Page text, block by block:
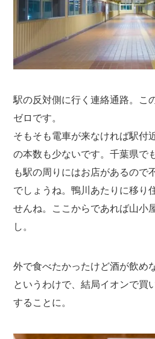
駅の反対側に行く連絡通路。こ
ゼロです。
そもそも電車が来なければ駅付
の本数も少ないです。千葉県で
も駅の周りにはお店があるので
でしょうね。鴨川あたりに移り
せんね。ここからであれば山小
し。
外で食べたかったけど酒が飲め
というわけで、結局イオンで買
することに。